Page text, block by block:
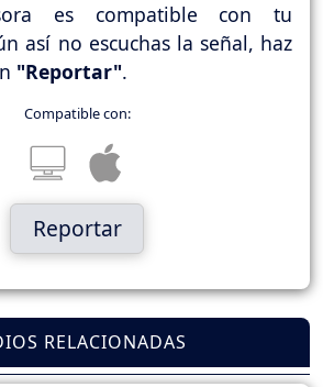
es compatible con tu
así no escuchas la señal, haz
"Reportar".
Compatible con:
Reportar
RELACIONADAS